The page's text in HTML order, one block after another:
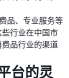
品、专业服务等
行业在中国市
品行业的渠道
台的灵